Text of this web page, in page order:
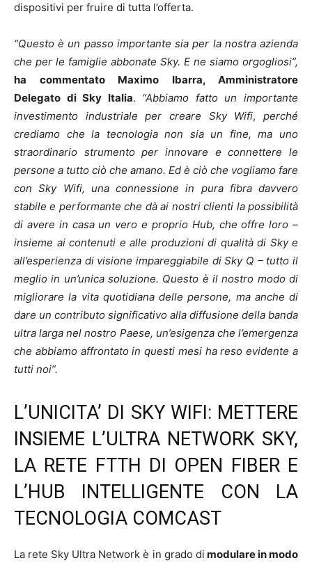
dispositivi per fruire di tutta l’offerta.
“Questo è un passo importante sia per la nostra azienda
che per le famiglie abbonate Sky. E ne siamo orgogliosi”,
ha commentato Maximo Ibarra, Amministratore
Delegato di Sky Italia. “Abbiamo fatto un importante
investimento industriale per creare Sky Wifi,perché
crediamo che la tecnologia non sia un fine, ma uno
straordinario strumento per innovare e connettere le
persone a tutto ciò che amano. Ed è ciò che vogliamo fare
con Sky Wifi, una connessione in pura fibra davvero
stabile e performante che dà ai nostri clienti la possibilità
di avere in casa un vero e proprio Hub, che offre loro –
insieme ai contenuti e alle produzioni di qualità di Sky e
all’esperienza di visione impareggiabile di Sky Q – tutto il
meglio in un’unica soluzione. Questo è il nostro modo di
migliorare la vita quotidiana delle persone, ma anche di
dare un contributo significativo alla diffusione della banda
ultra larga nel nostro Paese, un’esigenza che l’emergenza
che abbiamo affrontato in questi mesi ha reso evidente a
tutti noi”.
L’UNICITA’ DI SKY WIFI: METTERE
INSIEME L’ULTRA NETWORK SKY,
LA RETE FTTH DI OPEN FIBER E
L’HUB INTELLIGENTE CON LA
TECNOLOGIA COMCAST
La rete Sky Ultra Network è in grado di modulare in modo